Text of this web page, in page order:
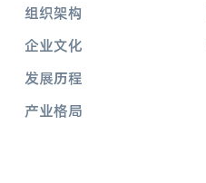
组织架构
企业文化
发展历程
产业格局